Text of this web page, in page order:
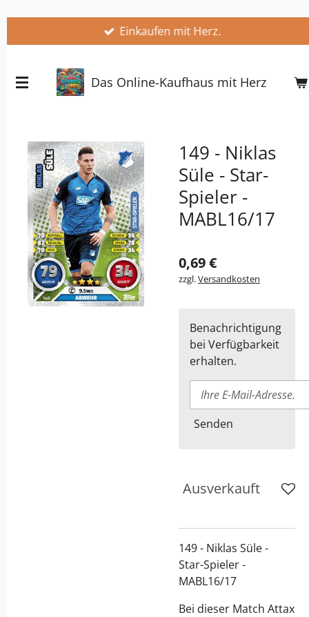
springen
Einkaufen mit Herz.
Das Online-Kaufhaus mit Herz
149 - Niklas
Süle - Star-
Spieler -
MABL16/17
0,69 €
zzgl.Versandkosten
Benachrichtigung
bei Verfügbarkeit
erhalten.
Senden
Ausverkauft
149 - Niklas Süle -
Star-Spieler -
MABL16/17
Bei dieser Match Attax